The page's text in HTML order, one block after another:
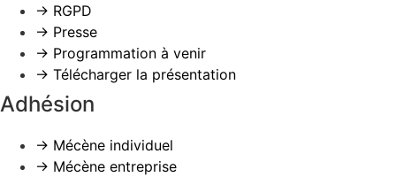
→ RGPD
→ Presse
→ Programmation à venir
→ Télécharger la présentation
Adhésion
→ Mécène individuel
→ Mécène entreprise